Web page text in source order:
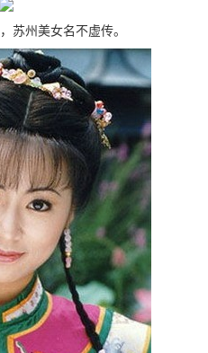
州美女名不虚传。